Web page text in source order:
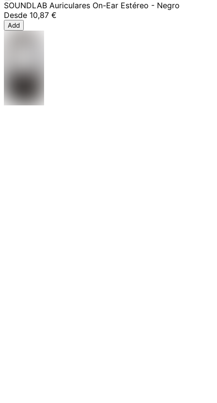
SOUNDLAB Auriculares On-Ear Estéreo - Negro
Desde 10,87 €
Add